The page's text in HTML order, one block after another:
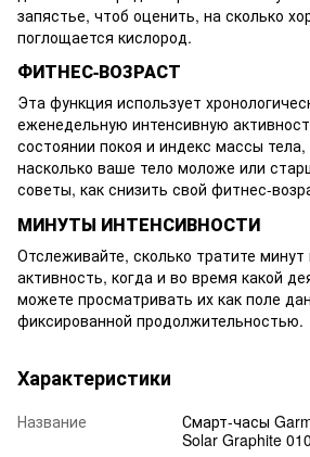
запястье, чтоб оценить, на сколько
поглощается кислород.
ФИТНЕС-ВОЗРАСТ
Эта функция использует
еженедельную интенсивную
состоянии покоя и индекс массы
насколько ваше тело моложе или
советы, как снизить свой фитнес-
МИНУТЫ ИНТЕНСИВНОСТИ
Отслеживайте, сколько тратите
активность, когда и во время какой
можете просматривать их как поле
фиксированной продолжительностью.
Характеристики
Название
Смарт-часы
Solar Graphite